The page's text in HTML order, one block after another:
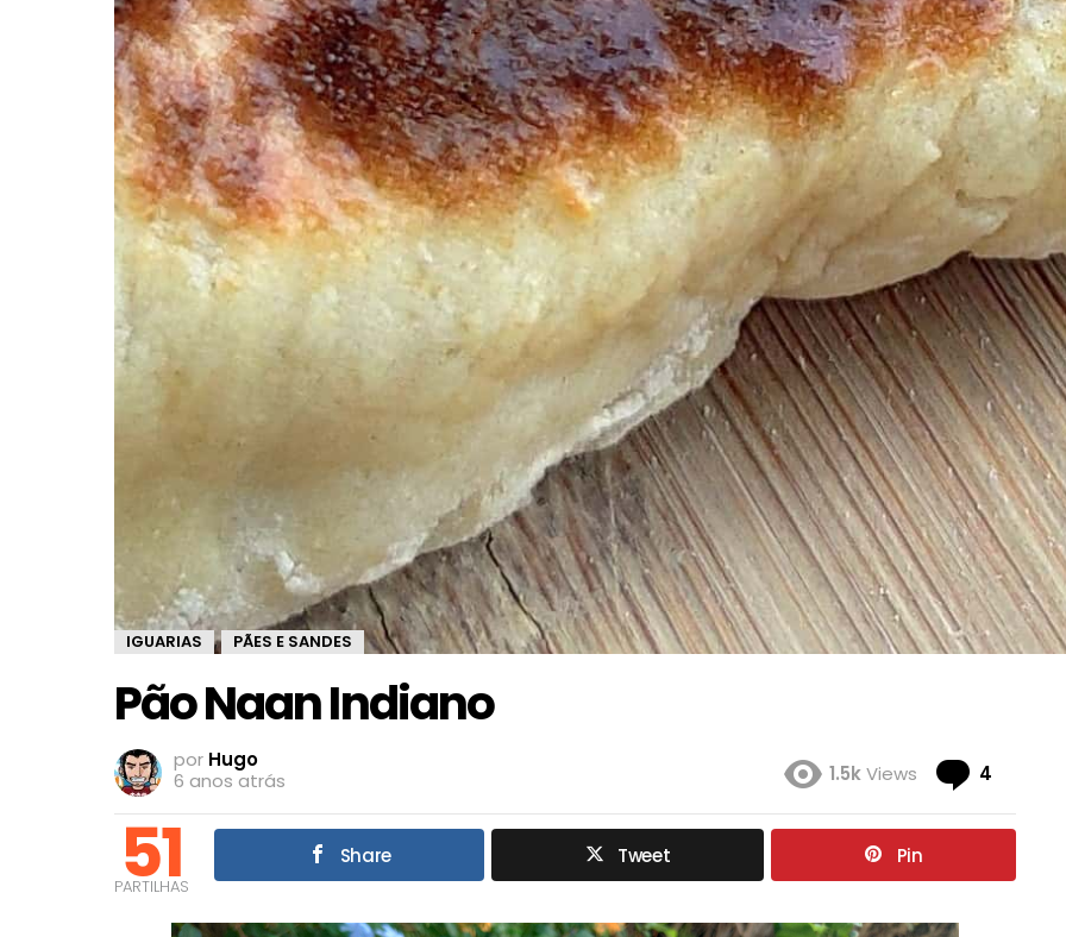
IGUARIAS , PÃES E SANDES
Pão Naan Indiano
por Hugo
6 anos atrás
1.5kViews 4
51
PARTILHAS
Share Tweet Pin